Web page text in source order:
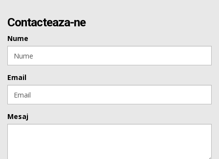
Contacteaza-ne
Nume
Email
Mesaj